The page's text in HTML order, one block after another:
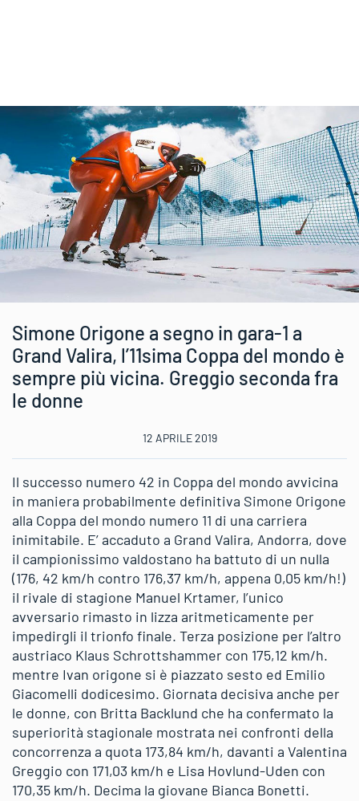
Simone Origone a segno in gara-1 a
Grand Valira, l’11sima Coppa del mondo è
sempre più vicina. Greggio seconda fra
le donne
12 APRILE 2019
Il successo numero 42 in Coppa del mondo avvicina
in maniera probabilmente definitiva Simone Origone
alla Coppa del mondo numero 11 di una carriera
inimitabile. E’ accaduto a Grand Valira, Andorra, dove
il campionissimo valdostano ha battuto di un nulla
(176, 42 km/h contro 176,37 km/h, appena 0,05 km/h!)
il rivale di stagione Manuel Krtamer, l’unico
avversario rimasto in lizza aritmeticamente per
impedirgli il trionfo finale. Terza posizione per l’altro
austriaco Klaus Schrottshammer con 175,12 km/h.
mentre Ivan origone si è piazzato sesto ed Emilio
Giacomelli dodicesimo. Giornata decisiva anche per
le donne, con Britta Backlund che ha confermato la
superiorità stagionale mostrata nei confronti della
concorrenza a quota 173,84 km/h, davanti a Valentina
Greggio con 171,03 km/h e Lisa Hovlund-Uden con
170,35 km/h. Decima la giovane Bianca Bonetti.